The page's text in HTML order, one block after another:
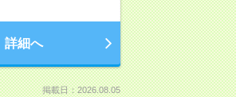
詳細へ
掲載日：2026.08.05